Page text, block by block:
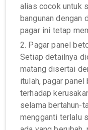
alias cocok untuk
bangunan dengan
pagar ini tetap
2. Pagar panel
Setiap detailnya
matang disertai
itulah, pagar
terhadap
selama bertahun-
mengganti terlalu